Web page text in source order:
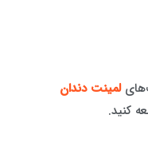
لمینت دندان
کنید.